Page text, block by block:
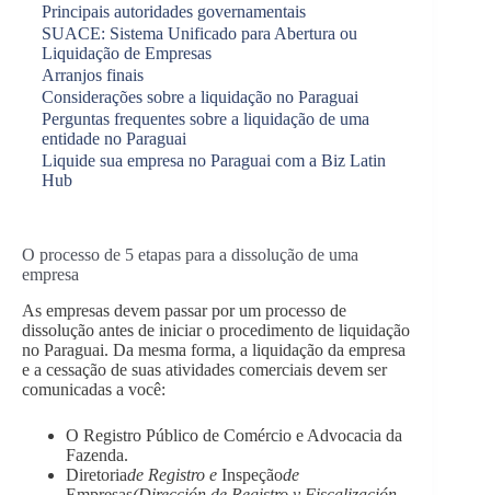
Principais autoridades governamentais
SUACE: Sistema Unificado para Abertura ou
Liquidação de Empresas
Arranjos finais
Considerações sobre a liquidação no Paraguai
Perguntas frequentes sobre a liquidação de uma
entidade no Paraguai
Liquide sua empresa no Paraguai com a Biz Latin
Hub
O processo de 5 etapas para a dissolução de uma
empresa
As empresas devem passar por um processo de
dissolução antes de iniciar o procedimento de liquidação
no Paraguai. Da mesma forma, a liquidação da empresa
e a cessação de suas atividades comerciais devem ser
comunicadas a você:
O Registro Público de Comércio e Advocacia da
Fazenda.
Diretoriade Registro e Inspeçãode